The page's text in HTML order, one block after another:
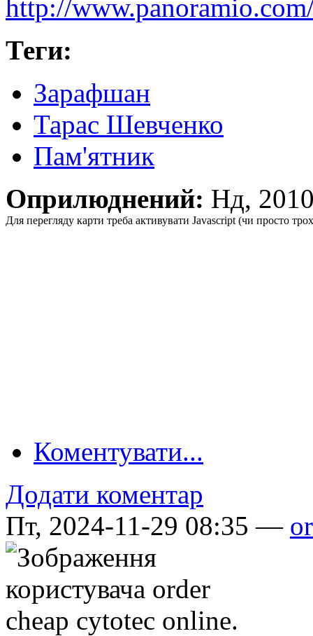
http://
Теги:
Зарафшан
Тарас Шевченко
Пам'ятник
Оприлюднений: Нд,
Для перегляду карти треба активувати Javascript (чи просто
Коментувати...
Додати коментар
Пт, 2024-11-29 08:35 —